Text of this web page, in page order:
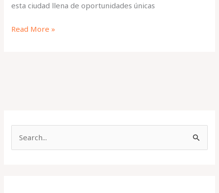
esta ciudad llena de oportunidades únicas
Read More »